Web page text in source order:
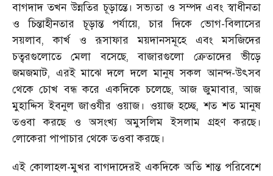
বাগদাদ তখন উন্নতির চূড়ান্তে। সভ্যতা ও সম্পদ এবং স্বাধীনতা
ও চিন্তাহীনতার চূড়ান্ত পর্যায়ে, চার দিকে ভোগ-বিলাসের
সয়লাব, কার্খ ও রূসাফার ময়দানসমূহে এবং মসজিদের
চত্বরগুলোতে মেলা বসেছে, বাজারগুলো ক্রেতাদের ভীড়ে
জমজমাট, এরই মাঝে দলে দলে মানুষ সকল আনন্দ-উৎসব
থেকে চোখ বন্ধ করে একদিকে চলেছে, আজ জুমাবার, আজ
মুহাদ্দিস ইবনুল জাওযীর ওয়াজ। ওয়াজ হচ্ছে, শত শত মানুষ
তওবা করছে ও অসংখ্য অমুসলিম ইসলাম গ্রহণ করছে।
লোকেরা পাপাচার থেকে তওবা করছে।
এই কোলাহল-মুখর বাগদাদেরই একদিকে অতি শান্ত পরিবেশে